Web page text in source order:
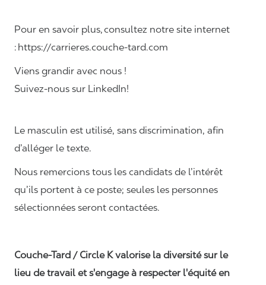
Pour en savoir plus, consultez notre site internet
: https://carrieres.couche-tard.com
Viens grandir avec nous !
Suivez-nous sur LinkedIn!
Le masculin est utilisé, sans discrimination, afin
d’alléger le texte.
Nous remercions tous les candidats de l’intérêt
qu’ils portent à ce poste; seules les personnes
sélectionnées seront contactées.
Couche-Tard / Circle K valorise la diversité sur le
lieu de travail et s'engage à respecter l'équité en